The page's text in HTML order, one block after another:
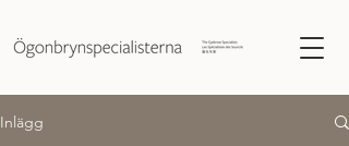
Inlägg